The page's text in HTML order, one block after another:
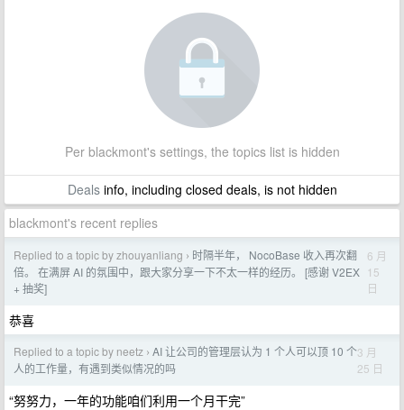
Per blackmont's settings, the topics list is hidden
Dealsinfo, including closed deals, is not hidden
blackmont's recent replies
Replied to a topic by zhouyanliang › 时隔半年， NocoBase 收入再次翻
倍。 在满屏 AI 的氛围中，跟大家分享一下不太一样的经历。 [感谢 V2EX
+ 抽奖]
6 月
15
日
恭喜
Replied to a topic by neetz › AI 让公司的管理层认为 1 个人可以顶 10 个
人的工作量，有遇到类似情况的吗
3 月
25 日
“努努力，一年的功能咱们利用一个月干完”